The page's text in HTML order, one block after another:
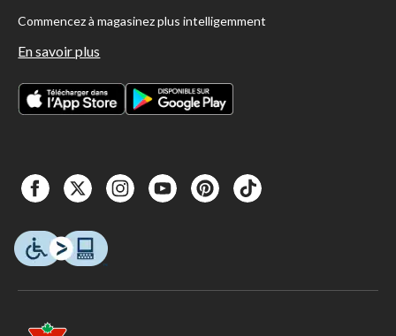
Commencez à magasinez plus intelligemment
En savoir plus